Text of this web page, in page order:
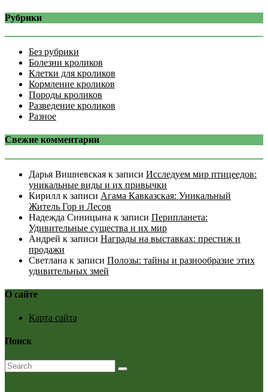
Рубрики
Без рубрики
Болезни кроликов
Клетки для кроликов
Кормление кроликов
Породы кроликов
Разведение кроликов
Разное
Свежие комментарии
Дарья Вишневская к записи Исследуем мир птицеедов:
уникальные виды и их привычки
Кирилл к записи Агама Кавказская: Уникальный
Житель Гор и Лесов
Надежда Синицына к записи Перипланета:
Удивительные существа и их мир
Андрей к записи Награды на выставках: престиж и
продажи
Светлана к записи Полозы: тайны и разнообразие этих
удивительных змей
О сайте
Карта сайта
Поиск